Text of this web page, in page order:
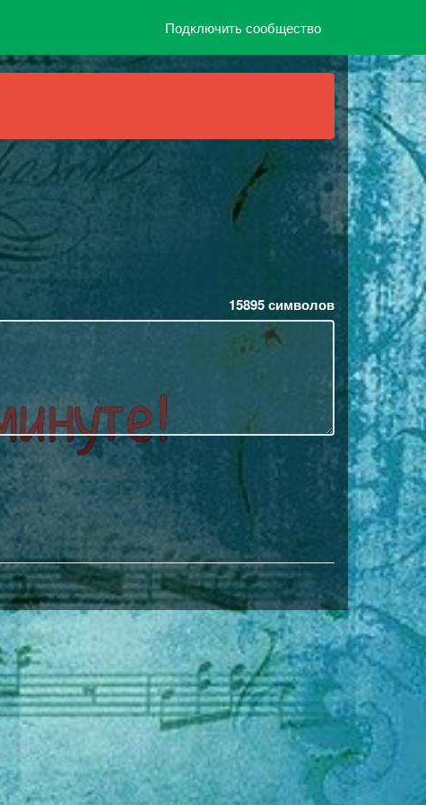
Подключить сообщество
15895символов